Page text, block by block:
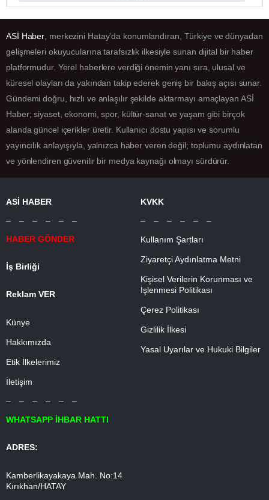
ASİ Haber , merkezini Hatay’da konumlandıran, Türkiye ve dünyadan
gelişmeleri okuyucularına tarafsızlık ilkesiyle sunan dijital bir haber
platformudur. Yerel haberlere verdiği önemin yanı sıra, ulusal ve
küresel olayları da yakından takip ederek geniş bir bakış açısı sunar.
Gündemi doğru, hızlı ve anlaşılır şekilde aktarmayı amaçlayan ASİ
Haber; siyaset, ekonomi, spor, kültür-sanat ve yaşam gibi birçok
alanda güncel içerikler üretir. Kullanıcı dostu yapısı ve sorumlu
yayıncılık anlayışıyla, yalnızca haber veren değil; toplumu aydınlatan
ve yönlendiren güvenilir bir medya kaynağı olmayı sürdürür.
ASİ HABER
– – – – – –
HABER GÖNDER
İş Birliği
Reklam VER
Künye
Hakkımızda
Etik İlkelerimiz
İletişim
– – – – – –
WHATSAPP İHBAR HATTI
ADRES:
Kamberlikayakaya Mah. No:14
Kırıkhan/HATAY
KVKK
– – – – – –
Kullanım Şartları
Ziyaretçi Aydınlatma Metni
Kişisel Verilerin Korunması ve
İşlenmesi Politikası
Çerez Politikası
Gizlilik İlkesi
Yasal Uyarılar ve Hukuki Bilgiler